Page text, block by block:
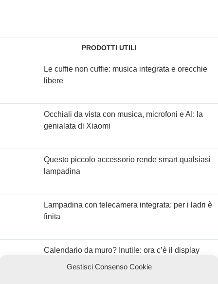
Gestisci Consenso Cookie
PRODOTTI UTILI
Le cuffie non cuffie: musica integrata e orecchie
libere
Occhiali da vista con musica, microfoni e AI: la
genialata di Xiaomi
Questo piccolo accessorio rende smart qualsiasi
lampadina
Lampadina con telecamera integrata: per i ladri è
finita
Calendario da muro? Inutile: ora c’è il display